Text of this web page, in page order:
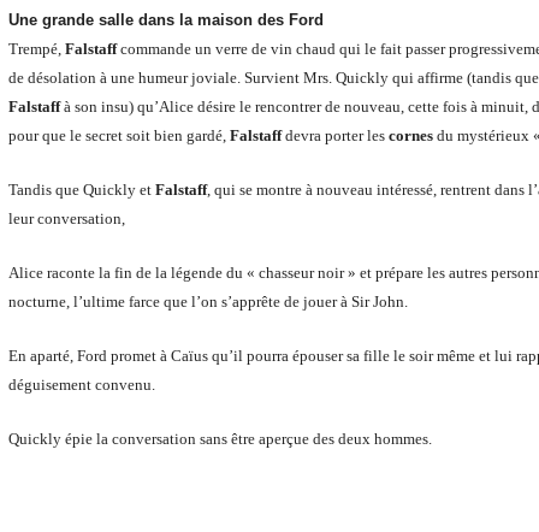
Une grande salle dans la maison des Ford
Trempé, Falstaffcommande un verre de vin chaud qui le fait passer
de désolation à une humeur joviale. Survient Mrs. Quickly qui affirme (tandis que
Falstaffà son insu) qu’Alice désire le rencontrer de nouveau, cette fois à minuit,
pour que le secret soit bien gardé, Falstaffdevra porter les cornes du mystérieux
Tandis que Quickly et Falstaff, qui se montre à nouveau intéressé, rentrent dans
leur conversation,
Alice raconte la fin de la légende du « chasseur noir » et prépare les autres
nocturne, l’ultime farce que l’on s’apprête de jouer à Sir John.
En aparté, Ford promet à Caïus qu’il pourra épouser sa fille le soir même et lui
déguisement convenu.
Quickly épie la conversation sans être aperçue des deux hommes.